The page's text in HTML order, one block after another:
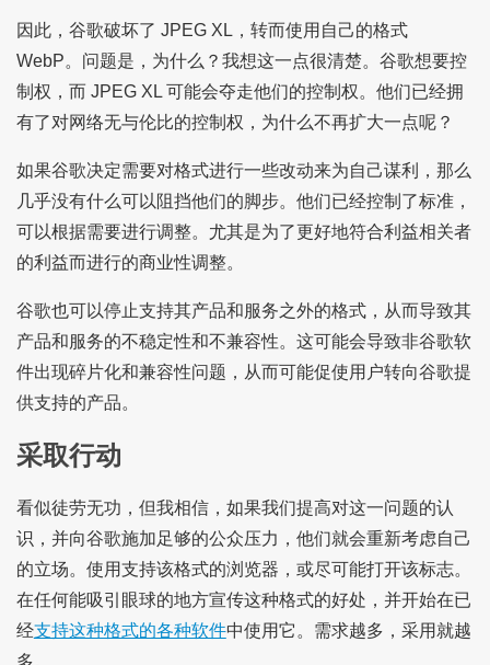
因此，谷歌破坏了 JPEG XL，转而使用自己的格式
WebP。问题是，为什么？我想这一点很清楚。谷歌想要控
制权，而 JPEG XL 可能会夺走他们的控制权。他们已经拥
有了对网络无与伦比的控制权，为什么不再扩大一点呢？
如果谷歌决定需要对格式进行一些改动来为自己谋利，那么
几乎没有什么可以阻挡他们的脚步。他们已经控制了标准，
可以根据需要进行调整。尤其是为了更好地符合利益相关者
的利益而进行的商业性调整。
谷歌也可以停止支持其产品和服务之外的格式，从而导致其
产品和服务的不稳定性和不兼容性。这可能会导致非谷歌软
件出现碎片化和兼容性问题，从而可能促使用户转向谷歌提
供支持的产品。
采取行动
看似徒劳无功，但我相信，如果我们提高对这一问题的认
识，并向谷歌施加足够的公众压力，他们就会重新考虑自己
的立场。使用支持该格式的浏览器，或尽可能打开该标志。
在任何能吸引眼球的地方宣传这种格式的好处，并开始在已
经支持这种格式的各种软件中使用它。需求越多，采用就越
多。